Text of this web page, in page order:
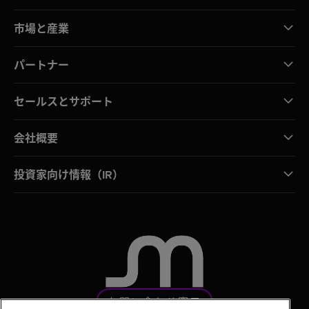
市場と産業
パートナー
セールスとサポート
会社概要
投資家向け情報（IR）
お問い合わせ窓口